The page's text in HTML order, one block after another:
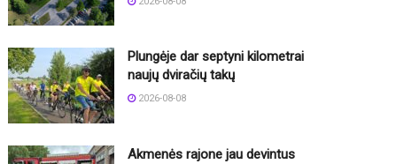
Plungėje dar septyni kilometrai
naujų dviračių takų
2026-08-08
Akmenės rajone jau devintus